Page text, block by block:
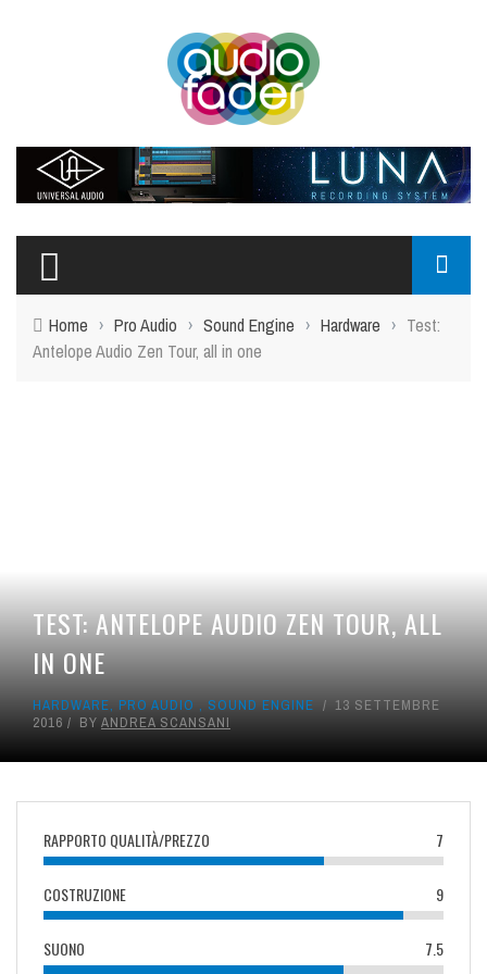
Home › Pro Audio › Sound Engine › Hardware › Test:
Antelope Audio Zen Tour, all in one
TEST: ANTELOPE AUDIO ZEN TOUR, ALL
IN ONE
HARDWARE, PRO AUDIO , SOUND ENGINE
13 SETTEMBRE
2016
BY ANDREA SCANSANI
RAPPORTO QUALITÀ/PREZZO 7
COSTRUZIONE 9
SUONO 7.5